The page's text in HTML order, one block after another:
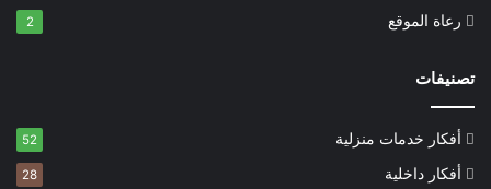
رعاة الموقع 2
تصنيفات
أفكار خدمات منزلية 52
أفكار داخلية 28